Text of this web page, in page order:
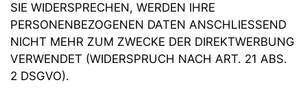
SIE WIDERSPRECHEN, WERDEN IHRE
PERSONENBEZOGENEN DATEN ANSCHLIESSEND
NICHT MEHR ZUM ZWECKE DER DIREKTWERBUNG
VERWENDET (WIDERSPRUCH NACH ART. 21 ABS.
2 DSGVO).